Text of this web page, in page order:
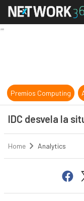
Premios Computing
IDC desvela la
Home Analytics